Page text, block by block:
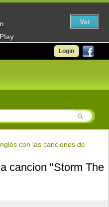
Login
con las canciones de
cancion "Storm The
Ver